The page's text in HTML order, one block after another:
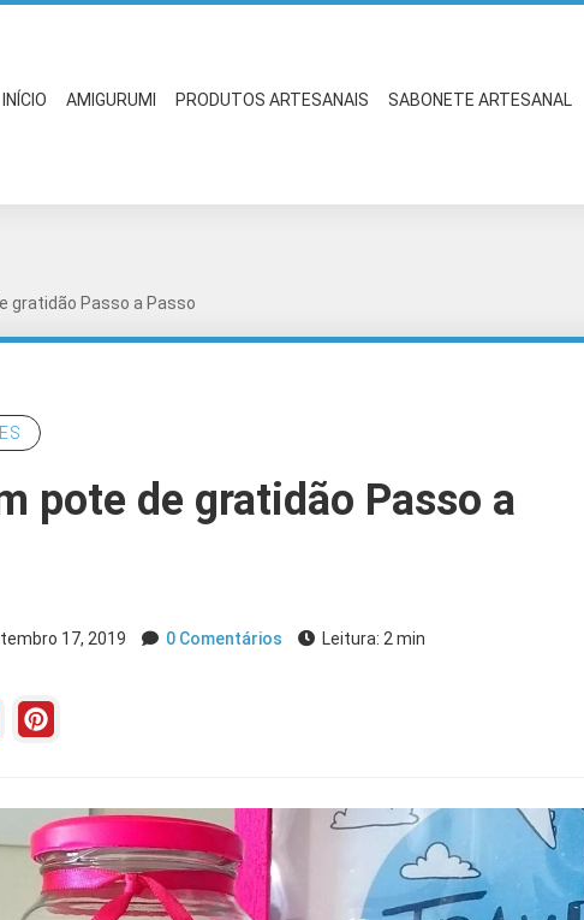
INÍCIO AMIGURUMI PRODUTOS ARTESANAIS SABONETE ARTESANAL
gratidão Passo a Passo
pote de gratidão Passo a
17, 2019 0 Comentários Leitura: 2 min